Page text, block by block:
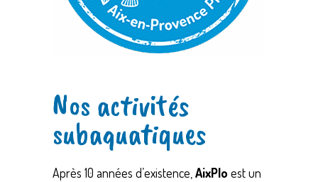
Nos activités
subaquatiques
Après 10 années d’existence, AixPlo est un